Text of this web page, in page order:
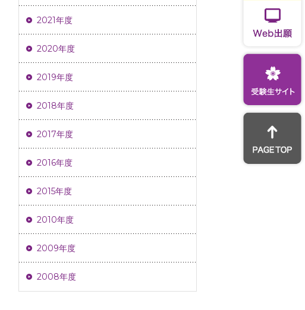
2021年度
2020年度
2019年度
2018年度
2017年度
2016年度
2015年度
2010年度
2009年度
2008年度